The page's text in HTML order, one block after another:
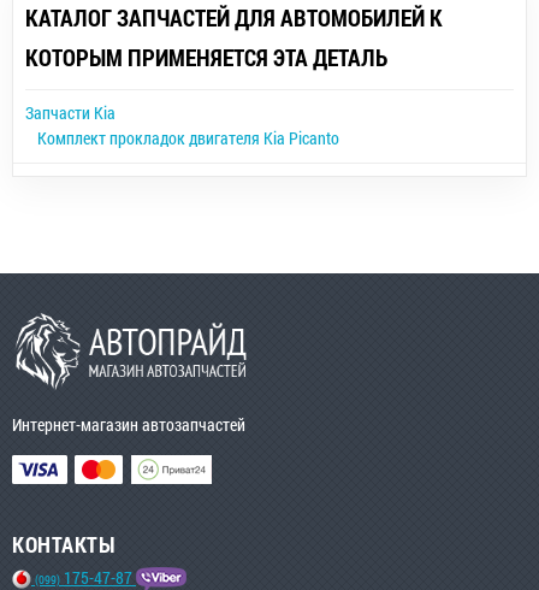
КАТАЛОГ ЗАПЧАСТЕЙ ДЛЯ АВТОМОБИЛЕЙ К
КОТОРЫМ ПРИМЕНЯЕТСЯ ЭТА ДЕТАЛЬ
Запчасти Kia
Комплект прокладок двигателя Kia Picanto
Интернет-магазин автозапчастей
КОНТАКТЫ
(099) 175-47-87